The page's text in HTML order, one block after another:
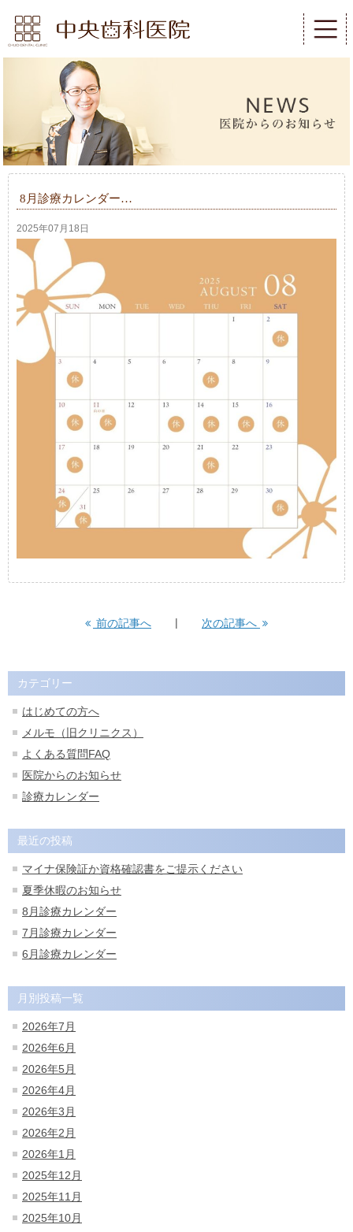
8月診療カレンダー…
2025年07月18日
前の記事へ 次の記事へ
カテゴリー
はじめての方へ
メルモ（旧クリニクス）
よくある質問FAQ
医院からのお知らせ
診療カレンダー
最近の投稿
マイナ保険証か資格確認書をご提示ください
夏季休暇のお知らせ
8月診療カレンダー
7月診療カレンダー
6月診療カレンダー
月別投稿一覧
2026年7月
2026年6月
2026年5月
2026年4月
2026年3月
2026年2月
2026年1月
2025年12月
2025年11月
2025年10月